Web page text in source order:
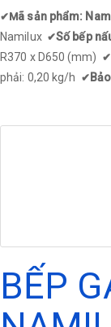
✔Mã sản phẩm:
Namilux ✔Số bếp
R370 x D650 (mm) ✔
phải: 0,20 kg/h ✔
BẾP